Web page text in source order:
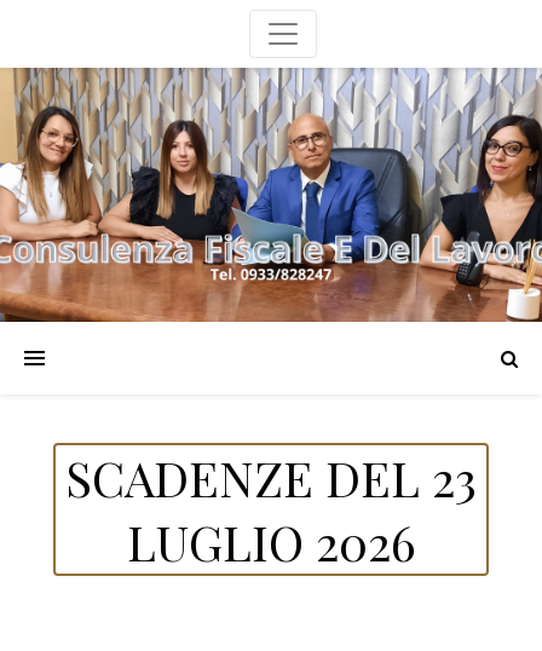
SCADENZE DEL 23
LUGLIO 2026